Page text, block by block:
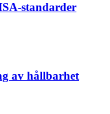
standarder
av hållbarhet